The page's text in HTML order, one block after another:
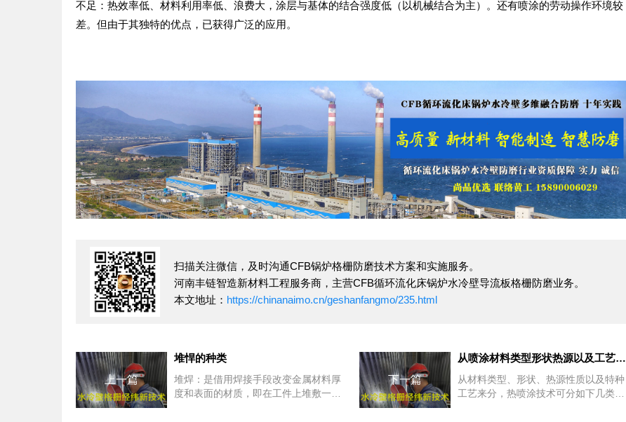
不足：热效率低、材料利用率低、浪费大，涂层与基体的结合强度低（以机械结合为主）。还有喷涂的劳动操作环境较
差。但由于其独特的优点，已获得广泛的应用。
扫描关注微信，及时沟通CFB锅炉格栅防磨技术方案和实施服务。
河南丰链智造新材料工程服务商，主营CFB循环流化床锅炉水冷壁导流板格栅防磨业务。
本文地址： https://chinanaimo.cn/geshanfangmo/235.html
上一篇
堆悍的种类
堆焊：是借用焊接手段改变金属材料厚
度和表面的材质，即在工件上堆敷一层
下一篇
从喷涂材料类型形状热源以及工艺上热喷涂技术如何分类
从材料类型、形状、热源性质以及特种
工艺来分，热喷涂技术可分如下几类：